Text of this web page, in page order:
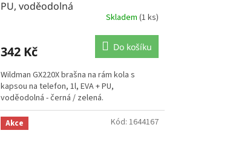
PU, voděodolná
Skladem (1 ks)
342 Kč Do košíku
Wildman GX220X brašna na rám kola s
kapsou na telefon, 1l, EVA + PU,
voděodolná - černá / zelená.
Akce Kód: 1644167